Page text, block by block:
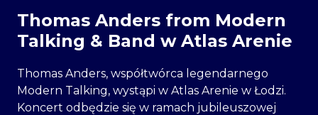
Thomas Anders from Modern
Talking & Band w Atlas Arenie
Thomas Anders, współtwórca legendarnego
Modern Talking, wystąpi w Atlas Arenie w Łodzi.
Koncert odbędzie się w ramach jubileuszowej